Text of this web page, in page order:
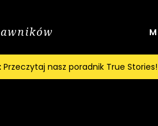
Przeczytaj nasz poradnik True Stories!